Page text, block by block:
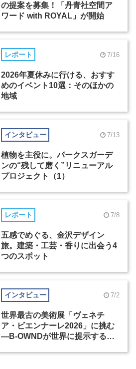
の提案を募集！「丹青社空間ア
ワード with ROYAL」が開始
レポート 7/16
2026年夏休みに行ける、おすす
めのイベント10選：そのほかの
地域
インタビュー 7/13
植物を主役に。パークスガーデ
ンの“残して磨く”リニューアル
プロジェクト（1）
レポート 7/8
五感でめぐる、金沢デザイン
旅。建築・工芸・香りに出会う4
つのスポット
インタビュー 7/2
世界最古の美術展「ヴェネチ
ア・ビエンナーレ2026」に挑む
―B-OWNDが世界に提示する美